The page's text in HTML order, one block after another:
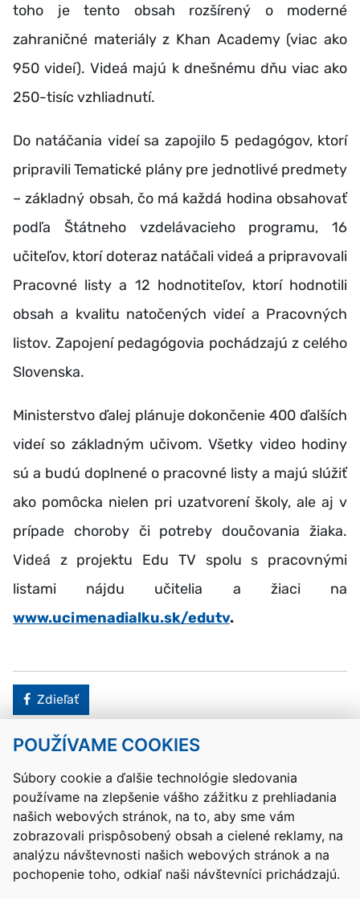
POUŽÍVAME COOKIES
Súbory cookie a ďalšie technológie sledovania
používame na zlepšenie vášho zážitku z prehliadania
našich webových stránok, na to, aby sme vám
zobrazovali prispôsobený obsah a cielené reklamy, na
analýzu návštevnosti našich webových stránok a na
pochopenie toho, odkiaľ naši návštevníci prichádzajú.
toho je tento obsah rozšírený o moderné
zahraničné materiály z Khan Academy (viac ako
950 videí). Videá majú k dnešnému dňu viac ako
250-tisíc vzhliadnutí.
Do natáčania videí sa zapojilo 5 pedagógov, ktorí
pripravili Tematické plány pre jednotlivé predmety
– základný obsah, čo má každá hodina obsahovať
podľa Štátneho vzdelávacieho programu, 16
učiteľov, ktorí doteraz natáčali videá a pripravovali
Pracovné listy a 12 hodnotiteľov, ktorí hodnotili
obsah a kvalitu natočených videí a Pracovných
listov. Zapojení pedagógovia pochádzajú z celého
Slovenska.
Ministerstvo ďalej plánuje dokončenie 400 ďalších
videí so základným učivom. Všetky video hodiny
sú a budú doplnené o pracovné listy a majú slúžiť
ako pomôcka nielen pri uzatvorení školy, ale aj v
prípade choroby či potreby doučovania žiaka.
Videá z projektu Edu TV spolu s pracovnými
listami nájdu učitelia a žiaci na
www.ucimenadialku.sk/edutv.
Facebook
Zdieľať
Kontakty Mapa stránky RSS
Vyhlásenie o prístupnosti
Nastavenia cookies
Prevádzkovateľom služby je Ministerstvo školstva, výskumu,
vývoja a mládeže Slovenskej republiky.